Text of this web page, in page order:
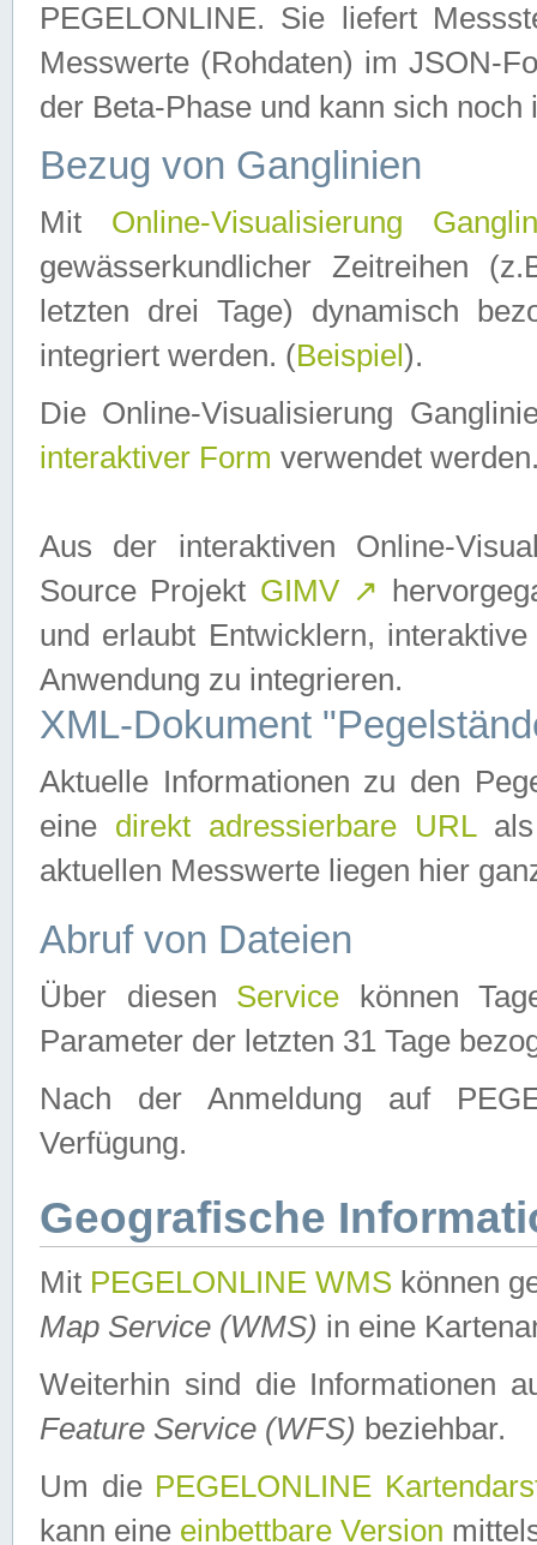
PEGELONLINE. Sie liefert
Messwerte (Rohdaten) im JSON-
der Beta-Phase und kann sich noch
Bezug von Ganglinien
Mit Online-Visualisierung
gewässerkundlicher Zeitreihen
letzten drei Tage) dynamisch
integriert werden. (Beispiel ).
Die Online-Visualisierung
interaktiver Form verwendet
Aus der interaktiven Online-
Source Projekt GIMV ↗
und erlaubt Entwicklern,
Anwendung zu integrieren.
XML-Dokument
Aktuelle Informationen zu den
eine direkt adressierbare URLals
aktuellen Messwerte liegen hier
Abruf von Dateien
Über diesen Service können
Parameter der letzten 31 Tage
Nach der Anmeldung auf
Verfügung.
Geografische
Mit PEGELONLINE WMS können
Map Service (WMS) in eine
Weiterhin sind die Informationen
Feature Service (WFS) beziehbar.
Um die PEGELONLINE
kann eine einbettbare Version